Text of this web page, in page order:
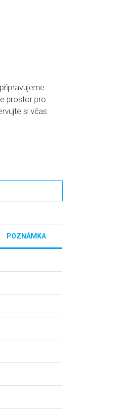
prostor pro
si včas
POZNÁMKA